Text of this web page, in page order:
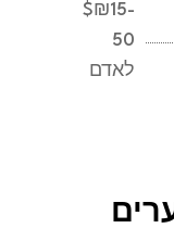
$ ₪15-
50
לאדם